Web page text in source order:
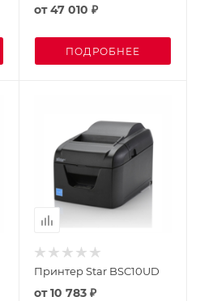
от47 010 ₽
ПОДРОБНЕЕ
Принтер Star BSC10UD
от10 783 ₽